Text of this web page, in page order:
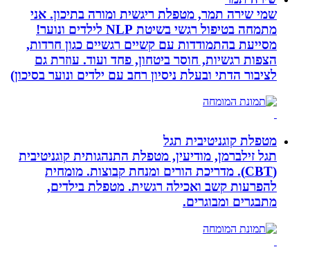
שמי שירה תמר, מטפלת ריגשית ומורה בתיכון. אני
מתמחה בטיפול רגשי בשיטת NLP לילדים ונוער!
מסייעת בהתמודדות עם קשיים רגשיים כגון חרדות,
הצפות רגשיות, חוסר ביטחון, פחד ועוד. עוזרת גם
לציבור הדתי ובעלת ניסיון רחב עם ילדים ונוער בסיכון)
מטפלת קוגניטיבית תגל
תגל זילברמן, מודיעין, מטפלת התנהגותית קוגניטיבית
(CBT). מדריכת הורים ומנחת קבוצות. מומחית
להפרעות קשב ואכילה רגשית. מטפלת בילדים,
מתבגרים ומבוגרים.